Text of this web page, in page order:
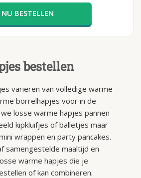
bestellen
variëren van volledige warme
borrelhapjes voor in de
losse warme hapjes pannen
kipkluifjes of balletjes maar
wrappen en party pancakes.
samengestelde maaltijd en
warme hapjes die je
of kan combineren.